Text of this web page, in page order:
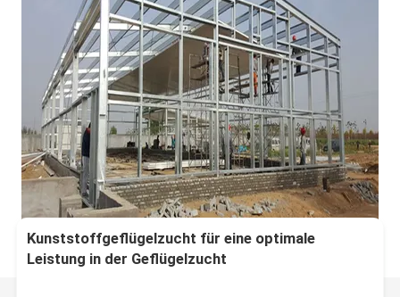
Kunststoffgeflügelzucht für eine optimale
Leistung in der Geflügelzucht